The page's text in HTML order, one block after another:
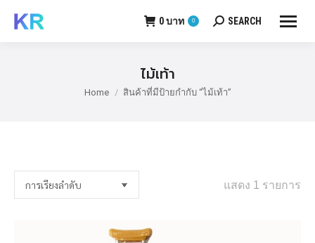
0บาท 0 Search:
SEARCH
ไม้เท้า
You are here:
Home สินค้าที่มีป้ายกำกับ “ไม้เท้า”
แสดง 1 รายการ